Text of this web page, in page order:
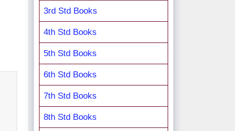
3rd Std Books
4th Std Books
5th Std Books
6th Std Books
7th Std Books
8th Std Books